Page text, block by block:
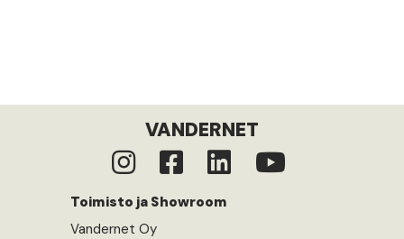
VANDERNET
Toimisto ja Showroom
Vandernet Oy